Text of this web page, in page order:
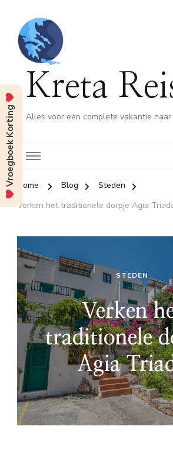
Kreta
Alles voor een complete vakantie naar
Home Blog
Steden
Verken het traditionele dorpje Agia
STEDEN
Verken
traditionele
Agia
Vroegboek Korting